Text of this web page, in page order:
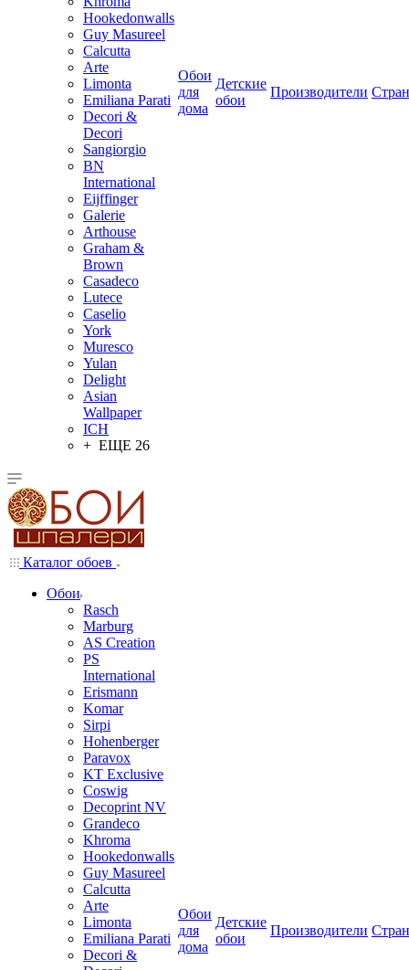
Hookedonwalls
Guy Masureel
Calcutta
Arte
Limonta
Emiliana Parati
Decori &
Decori
Sangiorgio
BN
International
Eijffinger
Galerie
Arthouse
Graham &
Brown
Casadeco
Lutece
Caselio
York
Muresco
Yulan
Delight
Asian
Wallpaper
ICH
+ ЕЩЕ 26
Обои
для
дома
Детские
обои
Производители
Каталог обоев
Обои
Rasch
Marburg
AS Creation
PS
International
Erismann
Komar
Sirpi
Hohenberger
Paravox
KT Exclusive
Coswig
Decoprint NV
Grandeco
Khroma
Hookedonwalls
Guy Masureel
Calcutta
Arte
Limonta
Emiliana Parati
Decori &
Обои
для
дома
Детские
обои
Производители